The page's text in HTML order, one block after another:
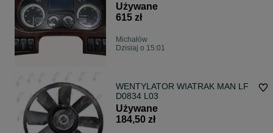
Używane
615 zł
Michałów
Dzisiaj o 15:01
WENTYLATOR WIATRAK MAN LF
D0834 L03
Używane
184,50 zł